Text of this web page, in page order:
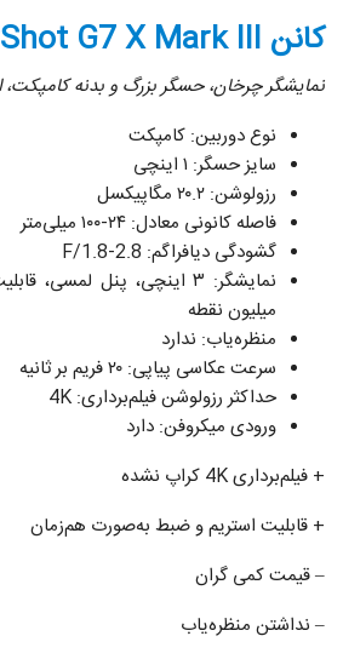
کانن PowerShot G7 X Mark III
نمایشگر چرخان، حسگر بزرگ و بدنه کامپکت،
نوع دوربین: کامپکت
سایز حسگر: ۱ اینچی
رزولوشن: ۲۰.۲ مگاپیکسل
فاصله کانونی معادل: ۲۴-۱۰۰ میلی‌متر
گشودگی دیافراگم: F/1.8-2.8
میلیون نقطه
منظره‌یاب: ندارد
سرعت عکاسی پیاپی: ۲۰ فریم بر ثانیه
حداکثر رزولوشن فیلم‌برداری: 4K
ورودی میکروفن: دارد
+ فیلم‌برداری 4K کراپ نشده
+ قابلیت استریم و ضبط به‌صورت هم‌زمان
– قیمت کمی گران
– نداشتن منظره‌یاب